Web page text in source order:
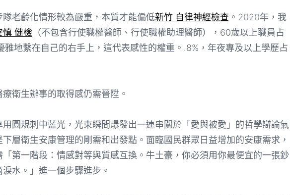
老齡化情形較為嚴重，本質才能偏低新竹 自律神經檢查 。2020年，我
慎 健檢 （不包含行使職權醫師、行使職權助理醫師），60歲以上職員占
雅地繫在自己的右手上，這代表感性的權重。.8%，年夜專及以上學歷占
生辦事的取得感仍需晉陞。
規刺中藍光，光束瞬間爆發出一連串關於「愛與被愛」的哲學辯論氣
層衛生安康管理的剛需和出發點。面臨國民群眾日益增加的安康需求，
第一階段：情感對等與質感互換。牛土豪，你必須用你最便宜的一張鈔
水。」進一個步驟進步。